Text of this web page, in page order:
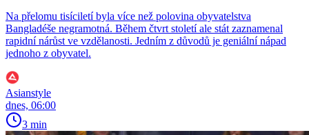
Na přelomu tisíciletí byla více než polovina obyvatelstva
Bangladéše negramotná. Během čtvrt století ale stát zaznamenal
rapidní nárůst ve vzdělanosti. Jedním z důvodů je geniální nápad
jednoho z obyvatel.
Asianstyle
dnes, 06:00
3 min